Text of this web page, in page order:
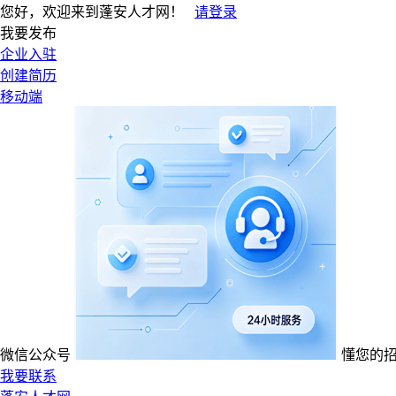
您好，欢迎来到蓬安人才网！
请登录
我要发布
企业入驻
创建简历
移动端
微信公众号
懂您的
我要联系